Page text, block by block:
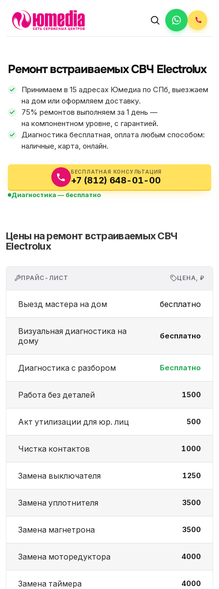
Ремонт встраиваемых СВЧ Electrolux
Принимаем в 15 адресах Юмедиа по СПб, выезжаем
на дом или оформляем доставку.
75% ремонтов выполняем за 1 день —
на компонентном уровне, с гарантией.
Диагностика бесплатная, оплата любым способом:
наличные, карта, онлайн.
БЕСПЛАТНАЯ КОНСУЛЬТАЦИЯ
+7 (812) 648-01-00
Диагностика — бесплатно
ФИКС ЦЕНА 5.0
АВТОРИЗОВАННЫЙ СЕРВИС
Цены на ремонт встраиваемых СВЧ
Electrolux
ПРАЙС-ЛИСТ ЦЕНА, ₽
Выезд мастера на дом бесплатно
Визуальная диагностика на
дому
бесплатно
Диагностика с разбором Бесплатно
Работа без деталей 1500
Акт утилизации для юр. лиц 500
Чистка контактов 1000
Замена выключателя 1250
Замена уплотнителя 3500
Замена магнетрона 3500
Замена моторедуктора 4000
Замена таймера 4000